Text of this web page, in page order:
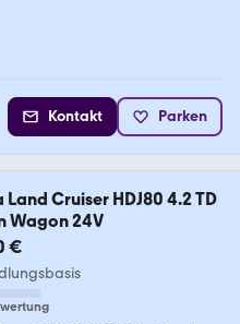
Kontakt Parken
Land Cruiser HDJ80 4.2 TD
Wagon 24V
€